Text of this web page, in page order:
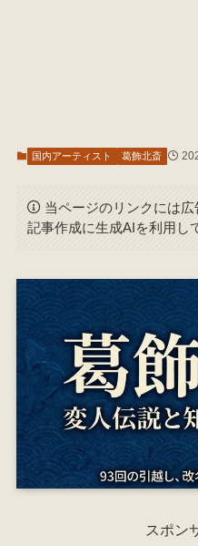
国内アーティスト 葛飾北斎
当ページのリンクには広
記事作成に生成AIを利用し
スポン